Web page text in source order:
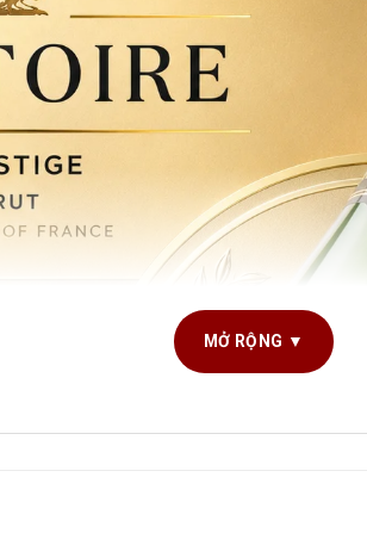
MỞ RỘNG ▼